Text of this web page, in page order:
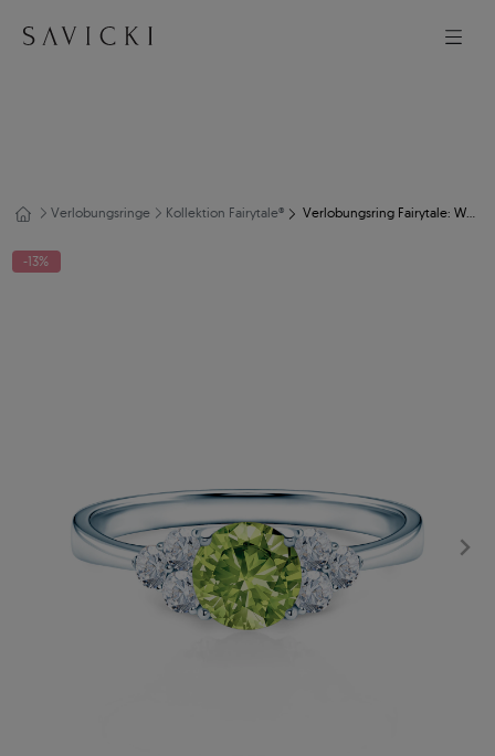
Verlobungsringe Kollektion Fairytale® Verlobungsring Fairytale: Weißgold, Peridot
-13%